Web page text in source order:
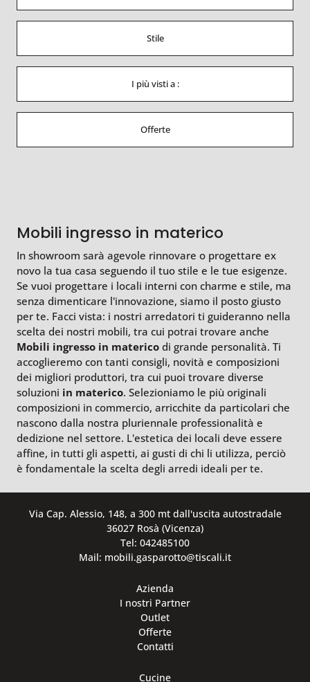
Stile
I più visti a :
Offerte
Mobili ingresso in materico
In showroom sarà agevole rinnovare o progettare ex
novo la tua casa seguendo il tuo stile e le tue esigenze.
Se vuoi progettare i locali interni con charme e stile, ma
senza dimenticare l'innovazione, siamo il posto giusto
per te. Facci vista: i nostri arredatori ti guideranno nella
scelta dei nostri mobili, tra cui potrai trovare anche
Mobili ingresso in materico di grande personalità. Ti
accoglieremo con tanti consigli, novità e composizioni
dei migliori produttori, tra cui puoi trovare diverse
soluzioni in materico. Selezioniamo le più originali
composizioni in commercio, arricchite da particolari che
nascono dalla nostra pluriennale professionalità e
dedizione nel settore. L'estetica dei locali deve essere
affine, in tutti gli aspetti, ai gusti di chi li utilizza, perciò
è fondamentale la scelta degli arredi ideali per te.
Via Cap. Alessio, 148, a 300 mt dall'uscita autostradale
36027 Rosà (Vicenza)
Tel: 042485100
Mail: mobili.gasparotto@tiscali.it
Azienda
I nostri Partner
Outlet
Offerte
Contatti
Cucine